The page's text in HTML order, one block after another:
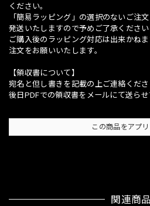
ください。
「簡易ラッピング」の選択のないご注
発送いたしますので予めご了承ください
ご購入後のラッピング対応は出来かね
注文をお願いいたします。
【領収書について】
宛名と但し書きを記載の上ご連絡くださ
後日PDFでの領収書をメールにて送らせ
この商品をアプ
関連商品